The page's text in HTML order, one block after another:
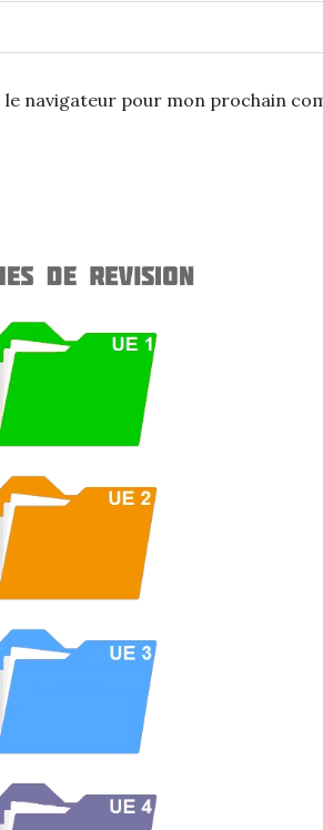
navigateur pour mon prochain